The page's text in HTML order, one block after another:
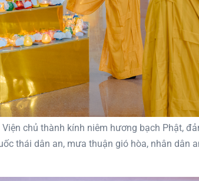
chủ thành kính niêm hương bạch Phật,
thái dân an, mưa thuận gió hòa, nhân dân